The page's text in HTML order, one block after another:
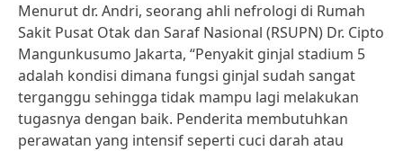
Menurut dr. Andri, seorang ahli nefrologi di Rumah
Sakit Pusat Otak dan Saraf Nasional (RSUPN) Dr. Cipto
Mangunkusumo Jakarta, “Penyakit ginjal stadium 5
adalah kondisi dimana fungsi ginjal sudah sangat
terganggu sehingga tidak mampu lagi melakukan
tugasnya dengan baik. Penderita membutuhkan
perawatan yang intensif seperti cuci darah atau